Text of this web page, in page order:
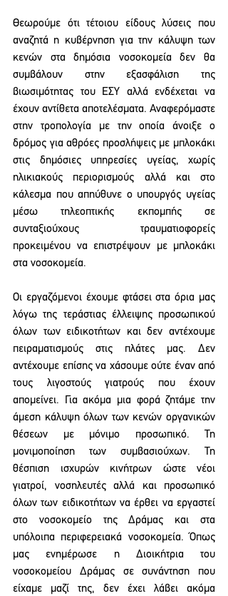
Θεωρούμε ότι τέτοιου είδους λύσεις που
αναζητά η κυβέρνηση για την κάλυψη των
κενών στα δημόσια νοσοκομεία δεν θα
συμβάλουν στην εξασφάλιση της
βιωσιμότητας του ΕΣΥ αλλά ενδέχεται να
έχουν αντίθετα αποτελέσματα. Αναφερόμαστε
στην τροπολογία με την οποία άνοιξε ο
δρόμος για αθρόες προσλήψεις με μπλοκάκι
στις δημόσιες υπηρεσίες υγείας, χωρίς
ηλικιακούς περιορισμούς αλλά και στο
κάλεσμα που απηύθυνε ο υπουργός υγείας
μέσω τηλεοπτικής εκπομπής σε
συνταξιούχους τραυματιοφορείς
προκειμένου να επιστρέψουν με μπλοκάκι
στα νοσοκομεία.
Οι εργαζόμενοι έχουμε φτάσει στα όρια μας
λόγω της τεράστιας έλλειψης προσωπικού
όλων των ειδικοτήτων και δεν αντέχουμε
πειραματισμούς στις πλάτες μας. Δεν
αντέχουμε επίσης να χάσουμε ούτε έναν από
τους λιγοστούς γιατρούς που έχουν
απομείνει. Για ακόμα μια φορά ζητάμε την
άμεση κάλυψη όλων των κενών οργανικών
θέσεων με μόνιμο προσωπικό. Τη
μονιμοποίηση των συμβασιούχων. Τη
θέσπιση ισχυρών κινήτρων ώστε νέοι
γιατροί, νοσηλευτές αλλά και προσωπικό
όλων των ειδικοτήτων να έρθει να εργαστεί
στο νοσοκομείο της Δράμας και στα
υπόλοιπα περιφερειακά νοσοκομεία. Όπως
μας ενημέρωσε η Διοικήτρια του
νοσοκομείου Δράμας σε συνάντηση που
είχαμε μαζί της, δεν έχει λάβει ακόμα